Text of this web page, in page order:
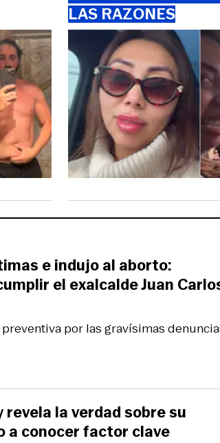
LAS RAZONES
por las gravísimas
e indujo al aborto:
el exalcalde Juan
la verdad sobre su
a conocer factor clave